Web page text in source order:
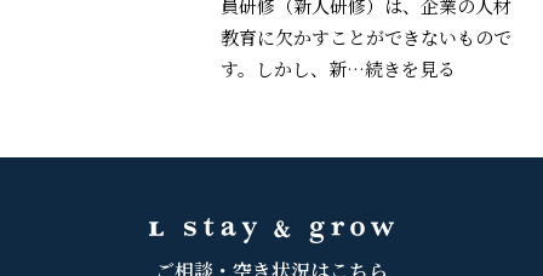
員研修（新人研修）は、企業の人材
教育に欠かすことができないもので
す。しかし、新…続きを見る
ご相談・空き状況はこちら